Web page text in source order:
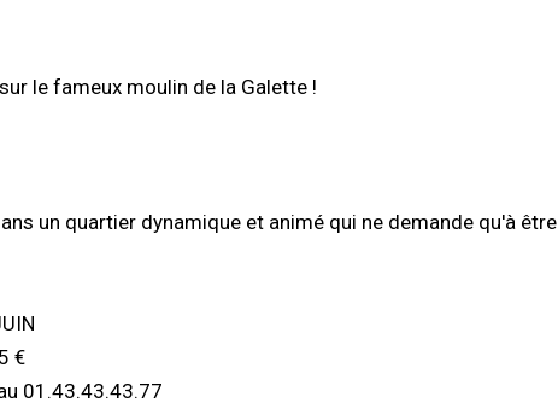
le fameux moulin de la Galette !
un quartier dynamique et animé qui ne demande qu'à être
€
01.43.43.43.77